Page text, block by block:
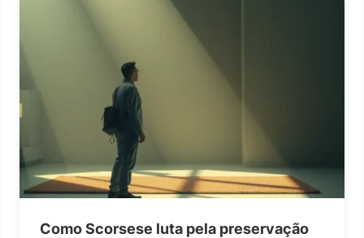
Como Scorsese luta pela preservação